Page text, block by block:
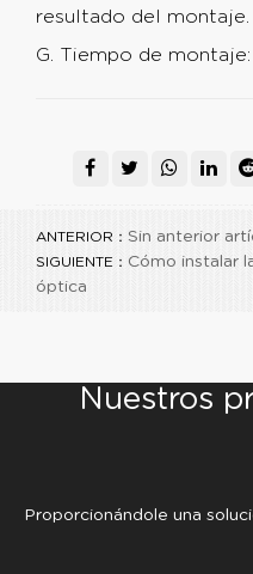
resultado del montaje.
G. Tiempo de
ANTERIOR： Sin anterior
SIGUIENTE： Cómo instalar
óptica
Nuestros
Proporcionándole una